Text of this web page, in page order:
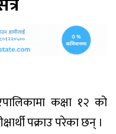
कक्षा १२ को
पक्राउ परेका छन् ।